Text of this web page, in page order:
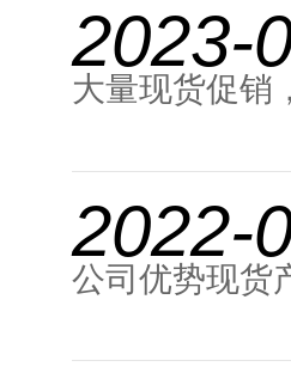
2023-
大量现货促销
2022-
公司优势现货